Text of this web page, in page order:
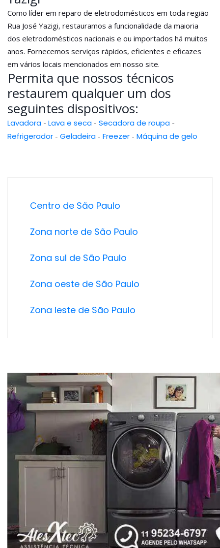
Como líder em reparo de eletrodomésticos em toda região
Rua José Yazigi, restauramos a funcionalidade da maioria
dos eletrodomésticos nacionais e ou importados há muitos
anos. Fornecemos serviços rápidos, eficientes e eficazes
em vários locais mencionados em nosso site.
Permita que nossos técnicos
restaurem qualquer um dos
seguintes dispositivos:
Lavadora - Lava e seca - Secadora de roupa -
Refrigerador - Geladeira - Freezer - Máquina de gelo
Centro de São Paulo
Zona norte de São Paulo
Zona sul de São Paulo
Zona oeste de São Paulo
Zona leste de São Paulo